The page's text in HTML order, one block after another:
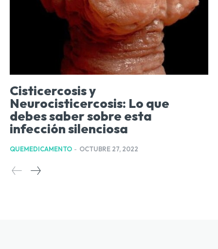
Cisticercosis y
Neurocisticercosis: Lo que
debes saber sobre esta
infección silenciosa
QUEMEDICAMENTO - OCTUBRE 27, 2022